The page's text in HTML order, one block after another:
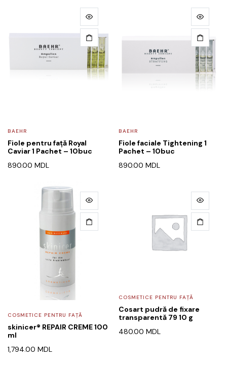
BAEHR
Fiole pentru față Royal
Caviar 1 Pachet – 10buc
890.00 MDL
BAEHR
Fiole faciale Tightening 1
Pachet – 10buc
890.00 MDL
COSMETICE PENTRU FAȚĂ
skinicer® REPAIR CREME 100
ml
1,794.00 MDL
COSMETICE PENTRU FAȚĂ
Cosart pudră de fixare
transparentă 79 10 g
480.00 MDL